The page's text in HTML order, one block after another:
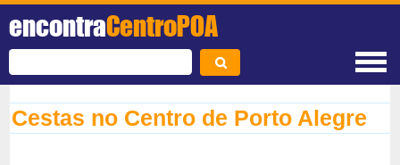
encontraCentroPOA
Cestas no Centro de Porto Alegre